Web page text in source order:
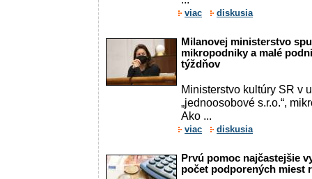
viac diskusia
Milanovej ministerstvo
mikropodniky a malé
týždňov
Ministerstvo kultúry SR v
„jednoosobové s.r.o.“,
Ako ...
viac diskusia
Prvú pomoc najčastejšie
počet podporených miest